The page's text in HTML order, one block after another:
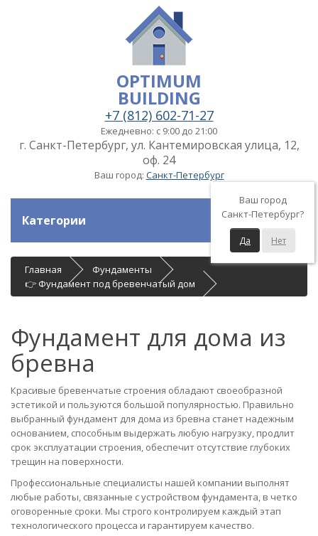
OPTIMUM
BUILDING
+7 (812) 602-71-27
Ежедневно: с 9:00 до 21:00
г. Санкт-Петербург, ул. Кантемировская улица, 12,
оф. 24
Ваш город: Санкт-Петербург
Ваш город
Санкт-Петербург?
Да Нет
Категории
Главная
Фундаменты
👉 Фундамент под бревенчатый дом
Фундамент для дома из
бревна
Красивые бревенчатые строения обладают своеобразной
эстетикой и пользуются большой популярностью. Правильно
выбранный фундамент для дома из бревна станет надежным
основанием, способным выдержать любую нагрузку, продлит
срок эксплуатации строения, обеспечит отсутствие глубоких
трещин на поверхности.
Профессиональные специалисты нашей компании выполнят
любые работы, связанные с устройством фундамента, в четко
оговоренные сроки. Мы строго контролируем каждый этап
технологического процесса и гарантируем качество.